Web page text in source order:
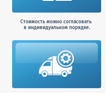
Стоимость можно согласовать
в индивидуальном порядке.